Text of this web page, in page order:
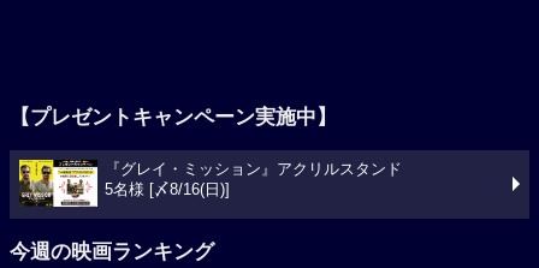
【プレゼントキャンペーン実施中】
『グレイ・ミッション』アクリルスタンド
5名様 [〆8/16(日)]
今週の映画ランキング